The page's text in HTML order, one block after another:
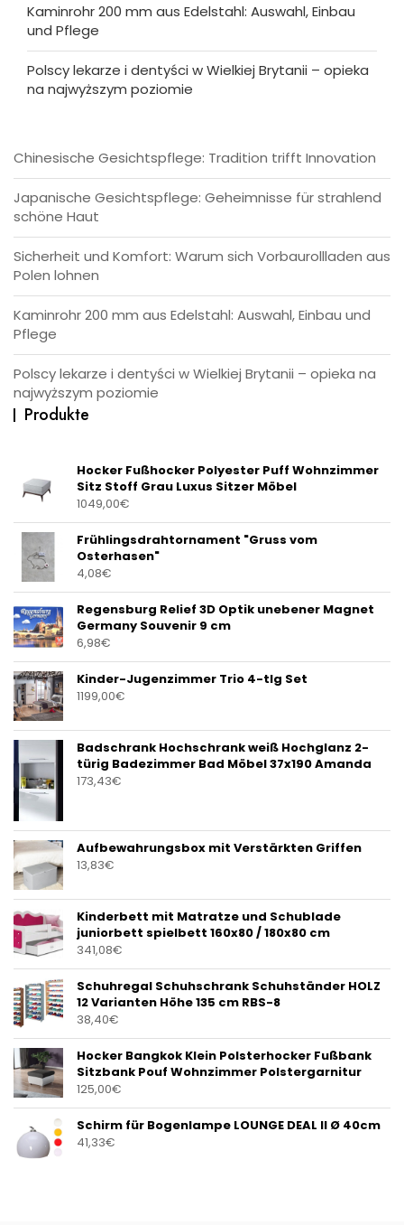
Kaminrohr 200 mm aus Edelstahl: Auswahl, Einbau
und Pflege
Polscy lekarze i dentyści w Wielkiej Brytanii – opieka
na najwyższym poziomie
Chinesische Gesichtspflege: Tradition trifft Innovation
Japanische Gesichtspflege: Geheimnisse für strahlend
schöne Haut
Sicherheit und Komfort: Warum sich Vorbaurollladen aus
Polen lohnen
Kaminrohr 200 mm aus Edelstahl: Auswahl, Einbau und
Pflege
Polscy lekarze i dentyści w Wielkiej Brytanii – opieka na
najwyższym poziomie
Produkte
Hocker Fußhocker Polyester Puff Wohnzimmer
Sitz Stoff Grau Luxus Sitzer Möbel
1049,00€
Frühlingsdrahtornament "Gruss vom
Osterhasen"
4,08€
Regensburg Relief 3D Optik unebener Magnet
Germany Souvenir 9 cm
6,98€
Kinder-Jugenzimmer Trio 4-tlg Set
1199,00€
Badschrank Hochschrank weiß Hochglanz 2-
türig Badezimmer Bad Möbel 37x190 Amanda
173,43€
Aufbewahrungsbox mit Verstärkten Griffen
13,83€
Kinderbett mit Matratze und Schublade
juniorbett spielbett 160x80 / 180x80 cm
341,08€
Schuhregal Schuhschrank Schuhständer HOLZ
12 Varianten Höhe 135 cm RBS-8
38,40€
Hocker Bangkok Klein Polsterhocker Fußbank
Sitzbank Pouf Wohnzimmer Polstergarnitur
125,00€
Schirm für Bogenlampe LOUNGE DEAL II Ø 40cm
41,33€